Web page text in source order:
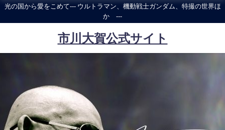
光の国から愛をこめて--- ウルトラマン、機動戦士ガンダム、特撮の世界ほ
か ---
市川大賀公式サイト